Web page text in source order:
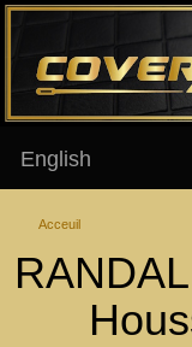
English
Acceuil